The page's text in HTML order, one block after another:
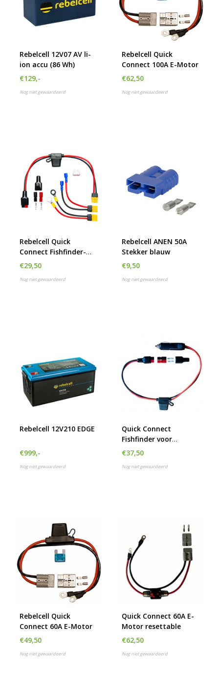
Rebelcell 12V07 AV li-
ion accu (86 Wh)
€129,-
Nog niet gewaardeerd
Rebelcell Quick
Connect 100A E-Motor
€62,50
Nog niet gewaardeerd
Rebelcell Quick
Connect Fishfinder-
Universal kabel
€29,50
Nog niet gewaardeerd
Rebelcell ANEN 50A
Stekker blauw
€9,50
Nog niet gewaardeerd
Rebelcell 12V210 EDGE
€999,-
Nog niet gewaardeerd
Quick Connect
Fishfinder voor
Outdoorbox
€37,50
Nog niet gewaardeerd
Rebelcell Quick
Connect 60A E-Motor
€49,50
Nog niet gewaardeerd
Quick Connect 60A E-
Motor resettable
€62,50
Nog niet gewaardeerd